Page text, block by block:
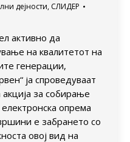
дејности, СЛИДЕР
активно да
на квалитетот на
генерации,
ја спроведуваат
за собирање
опрема
е забрането со
овој вид на